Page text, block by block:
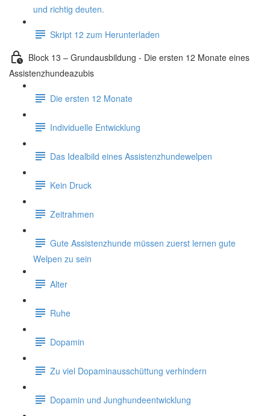
und richtig deuten.
Skript 12 zum Herunterladen
Block 13 – Grundausbildung - Die ersten 12 Monate eines
Assistenzhundeazubis
Die ersten 12 Monate
Individuelle Entwicklung
Das Idealbild eines Assistenzhundewelpen
Kein Druck
Zeitrahmen
Gute Assistenzhunde müssen zuerst lernen gute
Welpen zu sein
Alter
Ruhe
Dopamin
Zu viel Dopaminausschüttung verhindern
Dopamin und Junghundeentwicklung